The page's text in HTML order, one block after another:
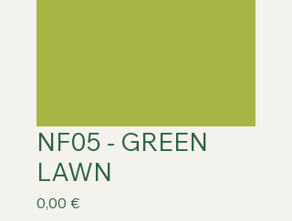
NF05 - GREEN
LAWN
0,00 €Prix